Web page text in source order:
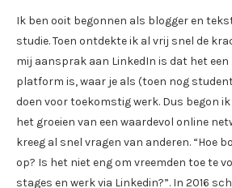
Ik ben ooit begonnen als blogger en
studie. Toen ontdekte ik al vrij snel de
mij aansprak aan LinkedIn is dat het
platform is, waar je als (toen nog
doen voor toekomstig werk. Dus begon
het groeien van een waardevol online
kreeg al snel vragen van anderen. “Hoe
op? Is het niet eng om vreemden toe te
stages en werk via Linkedin?”. In 2016